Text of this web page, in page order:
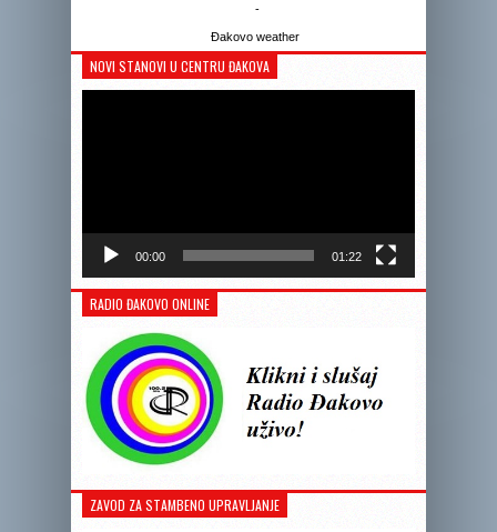
-
Đakovo weather
NOVI STANOVI U CENTRU ĐAKOVA
00:00 01:22
RADIO ĐAKOVO ONLINE
ZAVOD ZA STAMBENO UPRAVLJANJE